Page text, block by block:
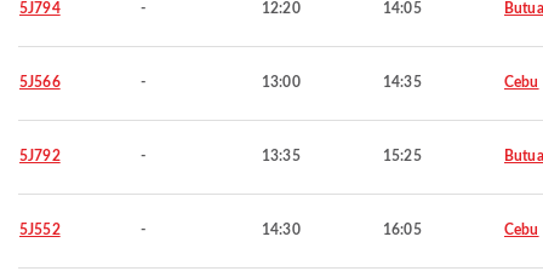
5J794 - 12:20 14:05
5J566 - 13:00 14:35 Cebu
5J792 - 13:35 15:25
5J552 - 14:30 16:05 Cebu